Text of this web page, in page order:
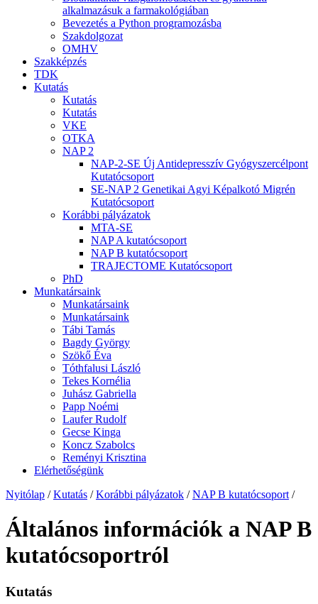
alkalmazásuk a farmakológiában
Bevezetés a Python programozásba
Szakdolgozat
OMHV
Szakképzés
TDK
Kutatás
Kutatás
Kutatás
VKE
OTKA
NAP 2
NAP-2-SE Új Antidepresszív Gyógyszercélpont
Kutatócsoport
SE-NAP 2 Genetikai Agyi Képalkotó Migrén
Kutatócsoport
Korábbi pályázatok
MTA-SE
NAP A kutatócsoport
NAP B kutatócsoport
TRAJECTOME Kutatócsoport
PhD
Munkatársaink
Munkatársaink
Munkatársaink
Tábi Tamás
Bagdy György
Szökő Éva
Tóthfalusi László
Tekes Kornélia
Juhász Gabriella
Papp Noémi
Laufer Rudolf
Gecse Kinga
Koncz Szabolcs
Reményi Krisztina
Elérhetőségünk
Nyitólap / Kutatás / Korábbi pályázatok / NAP B kutatócsoport /
Általános információk a NAP B
kutatócsoportról
Kutatás